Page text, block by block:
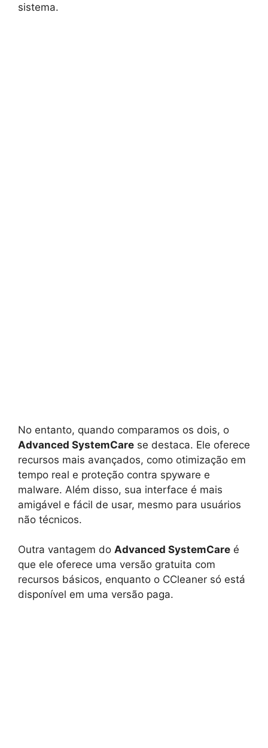
sistema.
No entanto, quando comparamos os dois, o
Advanced SystemCare se destaca. Ele oferece
recursos mais avançados, como otimização em
tempo real e proteção contra spyware e
malware. Além disso, sua interface é mais
amigável e fácil de usar, mesmo para usuários
não técnicos.
Outra vantagem do Advanced SystemCare é
que ele oferece uma versão gratuita com
recursos básicos, enquanto o CCleaner só está
disponível em uma versão paga.